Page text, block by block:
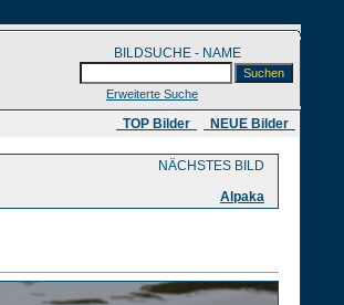
BILDSUCHE - NAME
Erweiterte Suche
​ TOP Bilder NEUE Bilder
NÄCHSTES BILD
Alpaka